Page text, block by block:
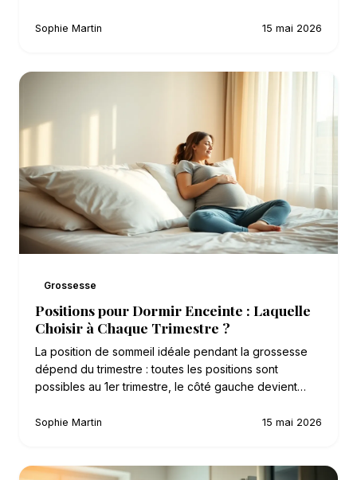
Sophie Martin 15 mai 2026
Grossesse
Positions pour Dormir Enceinte : Laquelle
Choisir à Chaque Trimestre ?
La position de sommeil idéale pendant la grossesse
dépend du trimestre : toutes les positions sont
possibles au 1er trimestre, le côté gauche devient…
Sophie Martin 15 mai 2026